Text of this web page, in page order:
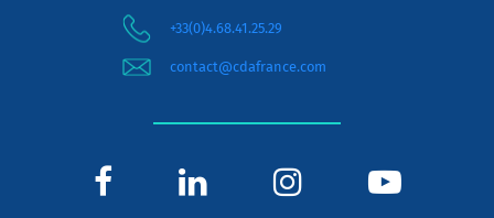
+33(0)4.68.41.25.29
contact@cdafrance.com